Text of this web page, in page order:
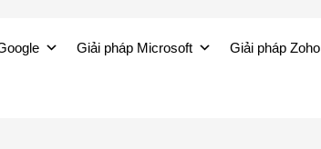
Giải pháp Microsoft Giải pháp Zoho